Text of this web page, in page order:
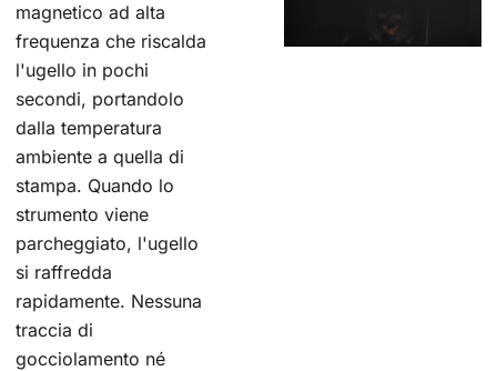
magnetico ad alta
frequenza che riscalda
l'ugello in pochi
secondi, portandolo
dalla temperatura
ambiente a quella di
stampa. Quando lo
strumento viene
parcheggiato, l'ugello
si raffredda
rapidamente. Nessuna
traccia di
gocciolamento né